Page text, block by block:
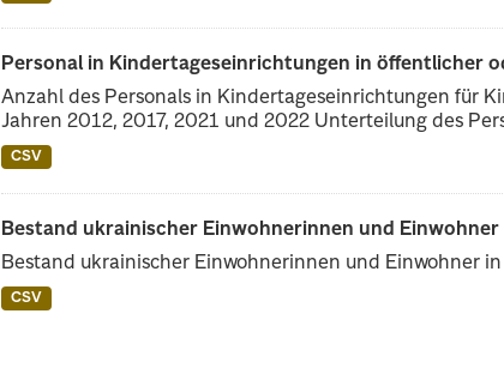
Personal in Kindertageseinrichtungen in öffentlicher
Anzahl des Personals in Kindertageseinrichtungen für
Jahren 2012, 2017, 2021 und 2022 Unterteilung des
CSV
Bestand ukrainischer Einwohnerinnen und
Bestand ukrainischer Einwohnerinnen und Einwohner
CSV